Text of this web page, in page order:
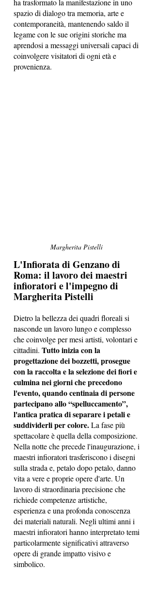
ha trasformato la manifestazione in uno
spazio di dialogo tra memoria, arte e
contemporaneità, mantenendo saldo il
legame con le sue origini storiche ma
aprendosi a messaggi universali capaci di
coinvolgere visitatori di ogni età e
provenienza.
Margherita Pistelli
L'Infiorata di Genzano di
Roma: il lavoro dei maestri
infioratori e l'impegno di
Margherita Pistelli
Dietro la bellezza dei quadri floreali si
nasconde un lavoro lungo e complesso
che coinvolge per mesi artisti, volontari e
cittadini. Tutto inizia con la
progettazione dei bozzetti, prosegue
con la raccolta e la selezione dei fiori e
culmina nei giorni che precedono
l'evento, quando centinaia di persone
partecipano allo “spelluccamento”,
l'antica pratica di separare i petali e
suddividerli per colore. La fase più
spettacolare è quella della composizione.
Nella notte che precede l'inaugurazione, i
maestri infioratori trasferiscono i disegni
sulla strada e, petalo dopo petalo, danno
vita a vere e proprie opere d'arte. Un
lavoro di straordinaria precisione che
richiede competenze artistiche,
esperienza e una profonda conoscenza
dei materiali naturali. Negli ultimi anni i
maestri infioratori hanno interpretato temi
particolarmente significativi attraverso
opere di grande impatto visivo e
simbolico.